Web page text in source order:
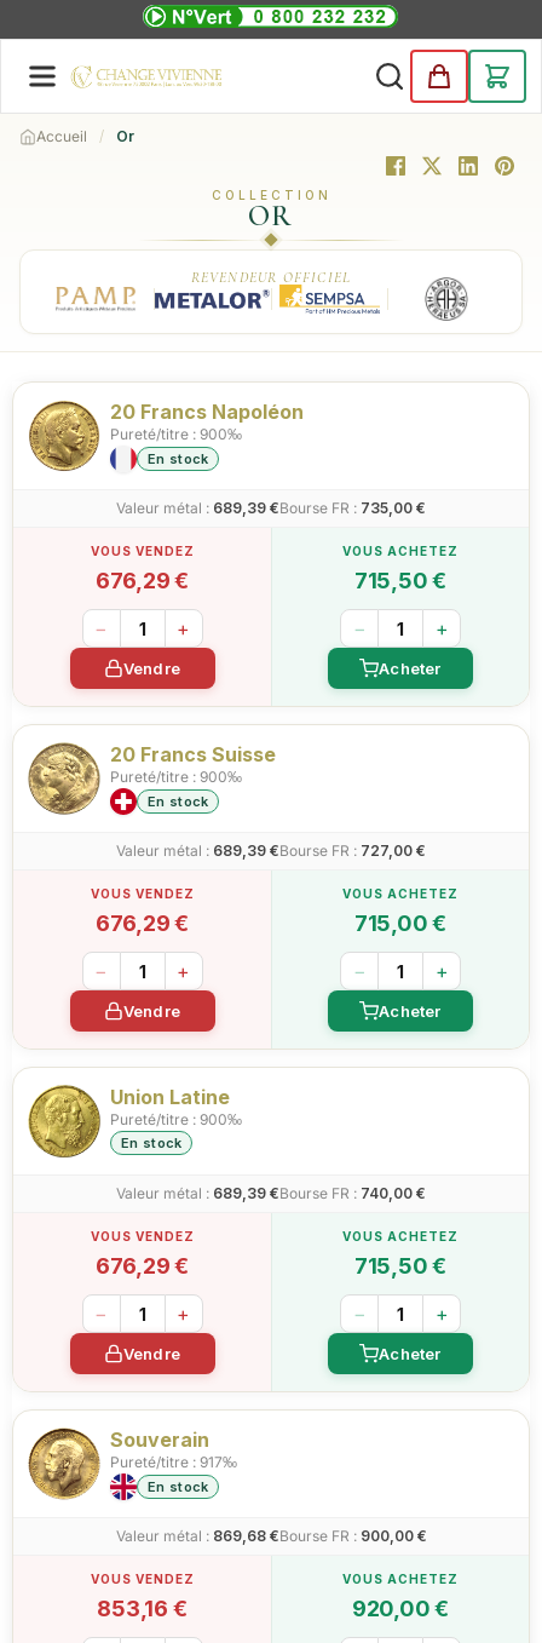
Accueil Or
COLLECTION
OR
REVENDEUR OFFICIEL
20 Francs Napoléon
Pureté/titre : 900‰
En stock
676,29 €
− +
Vendre
Valeur métal : 689,39 €Bourse FR : 735,00 €
715,50 €
− +
Acheter
20 Francs Suisse
Pureté/titre : 900‰
En stock
676,29 €
− +
Vendre
Valeur métal : 689,39 €Bourse FR : 727,00 €
715,00 €
− +
Acheter
Union Latine
Pureté/titre : 900‰
En stock
676,29 €
− +
Vendre
Valeur métal : 689,39 €Bourse FR : 740,00 €
715,50 €
− +
Acheter
Souverain
Pureté/titre : 917‰
En stock
853,16 €
Valeur métal : 869,68 €Bourse FR : 900,00 €
920,00 €